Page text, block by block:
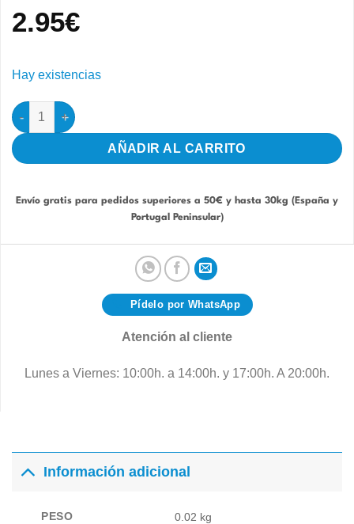
2.95€
Hay existencias
Llavero Jilguero parva Bruno cantidad
AÑADIR AL CARRITO
Envío gratis para pedidos superiores a 50€ y hasta 30kg (España y
Portugal Peninsular)
Pídelo por WhatsApp
Atención al cliente
Lunes a Viernes: 10:00h. a 14:00h. y 17:00h. A 20:00h.
Información adicional
PESO 0.02 kg